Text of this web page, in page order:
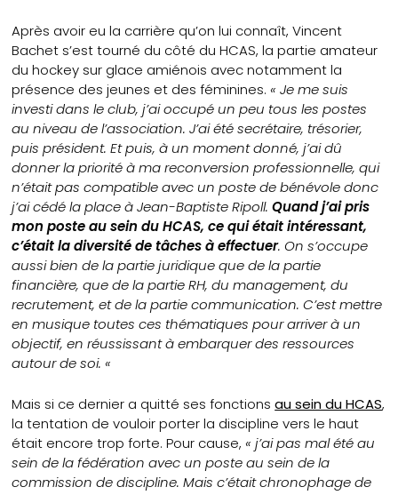
Après avoir eu la carrière qu’on lui connaît, Vincent
Bachet s’est tourné du côté du HCAS, la partie amateur
du hockey sur glace amiénois avec notamment la
présence des jeunes et des féminines.« Je me suis
investi dans le club, j’ai occupé un peu tous les postes
au niveau de l’association. J’ai été secrétaire, trésorier,
puis président. Et puis, à un moment donné, j’ai dû
donner la priorité à ma reconversion professionnelle, qui
n’était pas compatible avec un poste de bénévole donc
j’ai cédé la place à Jean-Baptiste Ripoll.Quand j’ai pris
mon poste au sein du HCAS, ce qui était intéressant,
c’était la diversité de tâches à effectuer. On s’occupe
aussi bien de la partie juridique que de la partie
financière, que de la partie RH, du management, du
recrutement, et de la partie communication. C’est mettre
en musique toutes ces thématiques pour arriver à un
objectif, en réussissant à embarquer des ressources
autour de soi. «
Mais si ce dernier a quitté ses fonctionsau sein du HCAS,
la tentation de vouloir porter la discipline vers le haut
était encore trop forte. Pour cause,« j’ai pas mal été au
sein de la fédération avec un poste au sein de la
commission de discipline. Mais c’était chronophage de